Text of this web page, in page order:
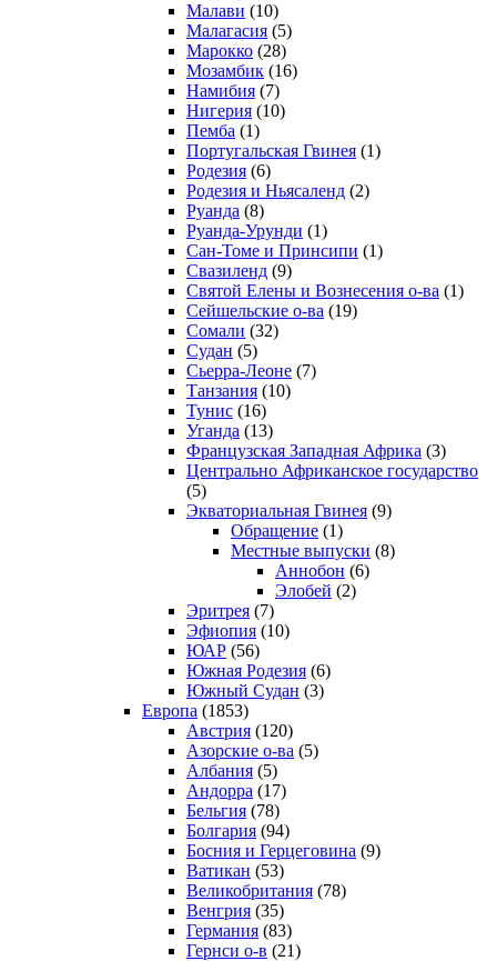
Малави (10)
Малагасия (5)
Марокко (28)
Мозамбик (16)
Намибия (7)
Нигерия (10)
Пемба (1)
Португальская Гвинея (1)
Родезия (6)
Родезия и Ньясаленд (2)
Руанда (8)
Руанда-Урунди (1)
Сан-Томе и Принсипи (1)
Свазиленд (9)
Святой Елены и Вознесения о-ва (1)
Сейшельские о-ва (19)
Сомали (32)
Судан (5)
Сьерра-Леоне (7)
Танзания (10)
Тунис (16)
Уганда (13)
Французская Западная Африка (3)
Центрально Африканское государство
(5)
Экваториальная Гвинея (9)
Обращение (1)
Местные выпуски (8)
Аннобон (6)
Элобей (2)
Эритрея (7)
Эфиопия (10)
ЮАР (56)
Южная Родезия (6)
Южный Судан (3)
Европа (1853)
Австрия (120)
Азорские о-ва (5)
Албания (5)
Андорра (17)
Бельгия (78)
Болгария (94)
Босния и Герцеговина (9)
Ватикан (53)
Великобритания (78)
Венгрия (35)
Германия (83)
Гернси о-в (21)